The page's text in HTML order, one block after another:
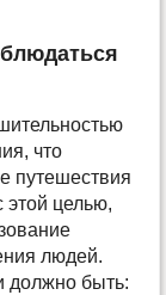
что
путешествия
этой целью,
людей.
должно быть: